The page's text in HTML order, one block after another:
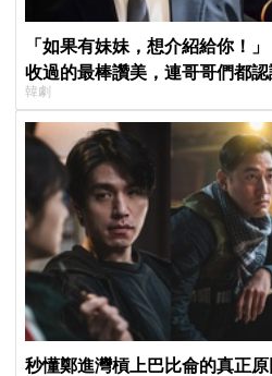
「如果有妹妹，想介紹給你！
收過的最棒讚美，連哥哥們都
韓劇
秒懂鄭進灣槓上巴比侖的真正